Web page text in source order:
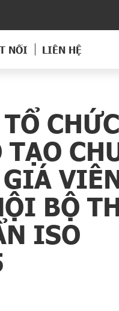
NGHIỆP PHƯỚC HẢO
NỐI LIÊN HỆ
CHỨC
BỘ
ISO